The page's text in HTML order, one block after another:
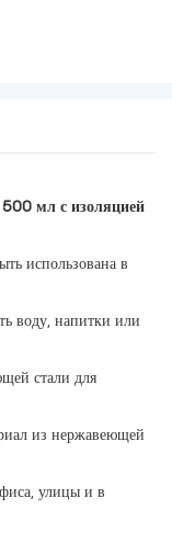
мл с изоляцией
использована в
воду, напитки или
стали для
из нержавеющей
улицы и в